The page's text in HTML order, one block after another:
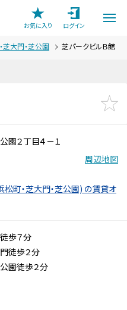
お気に入り
ログイン
芝大門・芝公園 芝パークビルＢ館
園２丁目４－１
周辺地図
町・芝大門・芝公園) の賃貸オ
歩７分
徒歩２分
園徒歩２分